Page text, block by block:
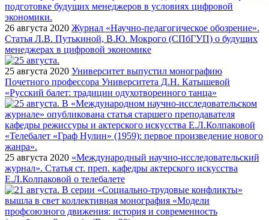
26 августа 2020 Журнал «Научно-педагогическое обозрение».
Статья Л.В. Путькиной, В.Ю. Мокрого (СПбГУП) о будущих
менеджерах в цифровой экономике
25 августа 2020 Университет выпустил монографию
Почетного профессора Университета Д.Н. Катышевой
«Русский балет: традиции одухотворенного танца»
25 августа 2020 «Международный научно-исследовательский
журнал». Статья ст. преп. кафедры актерского искусства
Е.Л.Колпаковой о телебалете